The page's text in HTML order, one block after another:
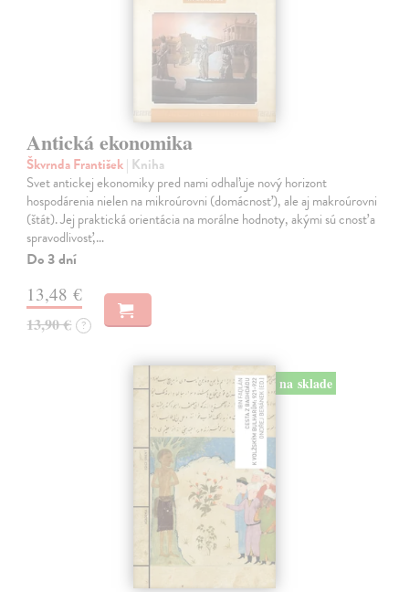
Antická ekonomika
Škvrnda František| Kniha
Svet antickej ekonomiky pred nami odhaľuje nový horizont
hospodárenia nielen na mikroúrovni (domácnosť), ale aj makroúrovni
(štát). Jej praktická orientácia na morálne hodnoty, akými sú cnosť a
spravodlivosť,…
Do 3 dní
13,48 €
13,90 € ?
na sklade